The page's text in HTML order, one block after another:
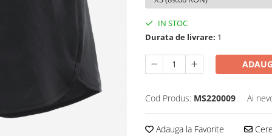
IN STOC
Durata de livrare: 1
Cod Produs: MS220009 Ai
Adauga la Favorite